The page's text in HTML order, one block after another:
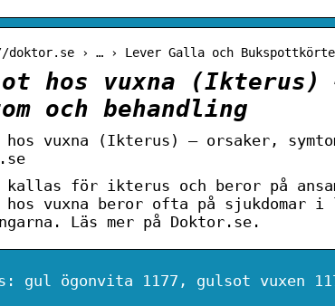
› … › Lever Galla och
hos vuxna (Ikterus)
och behandling
hos vuxna (Ikterus) – orsaker,
kallas för ikterus och beror på
hos vuxna beror ofta på sjukdomar
Läs mer på Doktor.se.
gul ögonvita 1177, gulsot vuxen